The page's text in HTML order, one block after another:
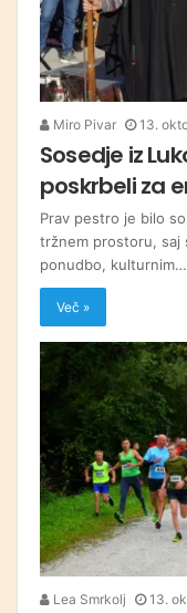
Miro Pivar 13.
Sosedje iz
poskrbeli za
Prav pestro je bilo
tržnem prostoru, saj
ponudbo, kulturnim…
Več »
Lea Smrkolj 13.